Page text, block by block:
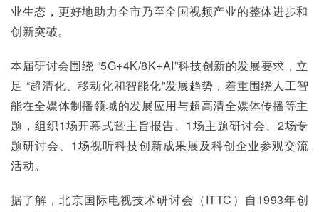
业生态，更好地助力全市乃至全国视频产业的整体进步和
创新突破。
本届研讨会围绕 “5G+4K/8K+AI”科技创新的发展要求，立
足 “超清化、移动化和智能化”发展趋势，着重围绕人工智
能在全媒体制播领域的发展应用与超高清全媒体传播等主
题，组织1场开幕式暨主旨报告、1场主题研讨会、2场专
题研讨会、1场视听科技创新成果展及科创企业参观交流
活动。
据了解，北京国际电视技术研讨会（ITTC）自1993年创